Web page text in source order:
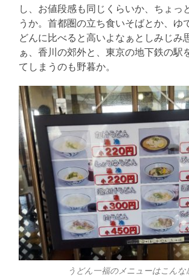
し、お値段感も同じくらいか、ちょっ
うか。首都圏の立ち食いそばとか、ゆ
どんに比べると高いよなぁとしみじみ
ぁ、香川の郊外と、東京の地下鉄の駅
てしまうのも野暮か。
うどん一福のメニューはこんな